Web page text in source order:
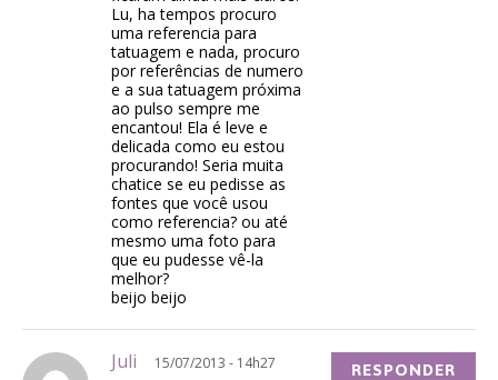
Lu, ha tempos procuro
uma referencia para
tatuagem e nada, procuro
por referências de numero
e a sua tatuagem próxima
ao pulso sempre me
encantou! Ela é leve e
delicada como eu estou
procurando! Seria muita
chatice se eu pedisse as
fontes que você usou
como referencia? ou até
mesmo uma foto para
que eu pudesse vê-la
melhor?
beijo beijo
Juli 15/07/2013 - 14h27 RESPONDER